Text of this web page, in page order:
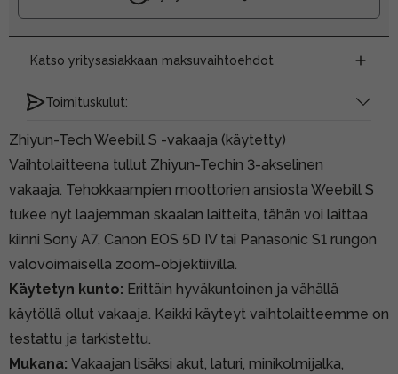
Katso yritysasiakkaan maksuvaihtoehdot
Toimituskulut:
Zhiyun-Tech Weebill S -vakaaja (käytetty)
Vaihtolaitteena tullut Zhiyun-Techin 3-akselinen
vakaaja. Tehokkaampien moottorien ansiosta Weebill S
tukee nyt laajemman skaalan laitteita, tähän voi laittaa
kiinni Sony A7, Canon EOS 5D IV tai Panasonic S1 rungon
valovoimaisella zoom-objektiivilla.
Käytetyn kunto: Erittäin hyväkuntoinen ja vähällä
käytöllä ollut vakaaja. Kaikki käyteyt vaihtolaitteemme on
testattu ja tarkistettu.
Mukana: Vakaajan lisäksi akut, laturi, minikolmijalka,